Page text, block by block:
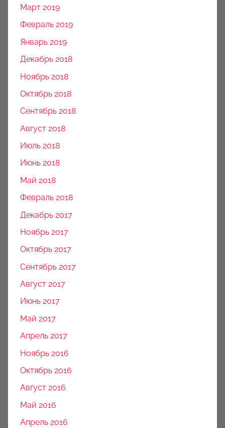
Март 2019
Февраль 2019
Январь 2019
Декабрь 2018
Ноябрь 2018
Октябрь 2018
Сентябрь 2018
Август 2018
Июль 2018
Июнь 2018
Май 2018
Февраль 2018
Декабрь 2017
Ноябрь 2017
Октябрь 2017
Сентябрь 2017
Август 2017
Июнь 2017
Май 2017
Апрель 2017
Ноябрь 2016
Октябрь 2016
Август 2016
Май 2016
Апрель 2016